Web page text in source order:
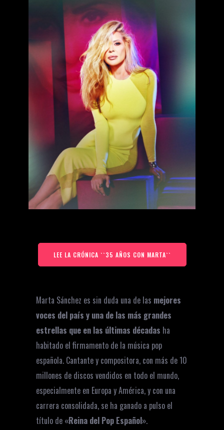
LEE LA CRÓNICA ``35 AÑOS CON MARTA``
Marta Sánchez es sin duda una de las mejores
voces del país y una de las más grandes
estrellas que en las últimas décadas ha
habitado el firmamento de la música pop
española. Cantante y compositora, con más de 10
millones de discos vendidos en todo el mundo,
especialmente en Europa y América, y con una
carrera consolidada, se ha ganado a pulso el
título de «Reina del Pop Español».